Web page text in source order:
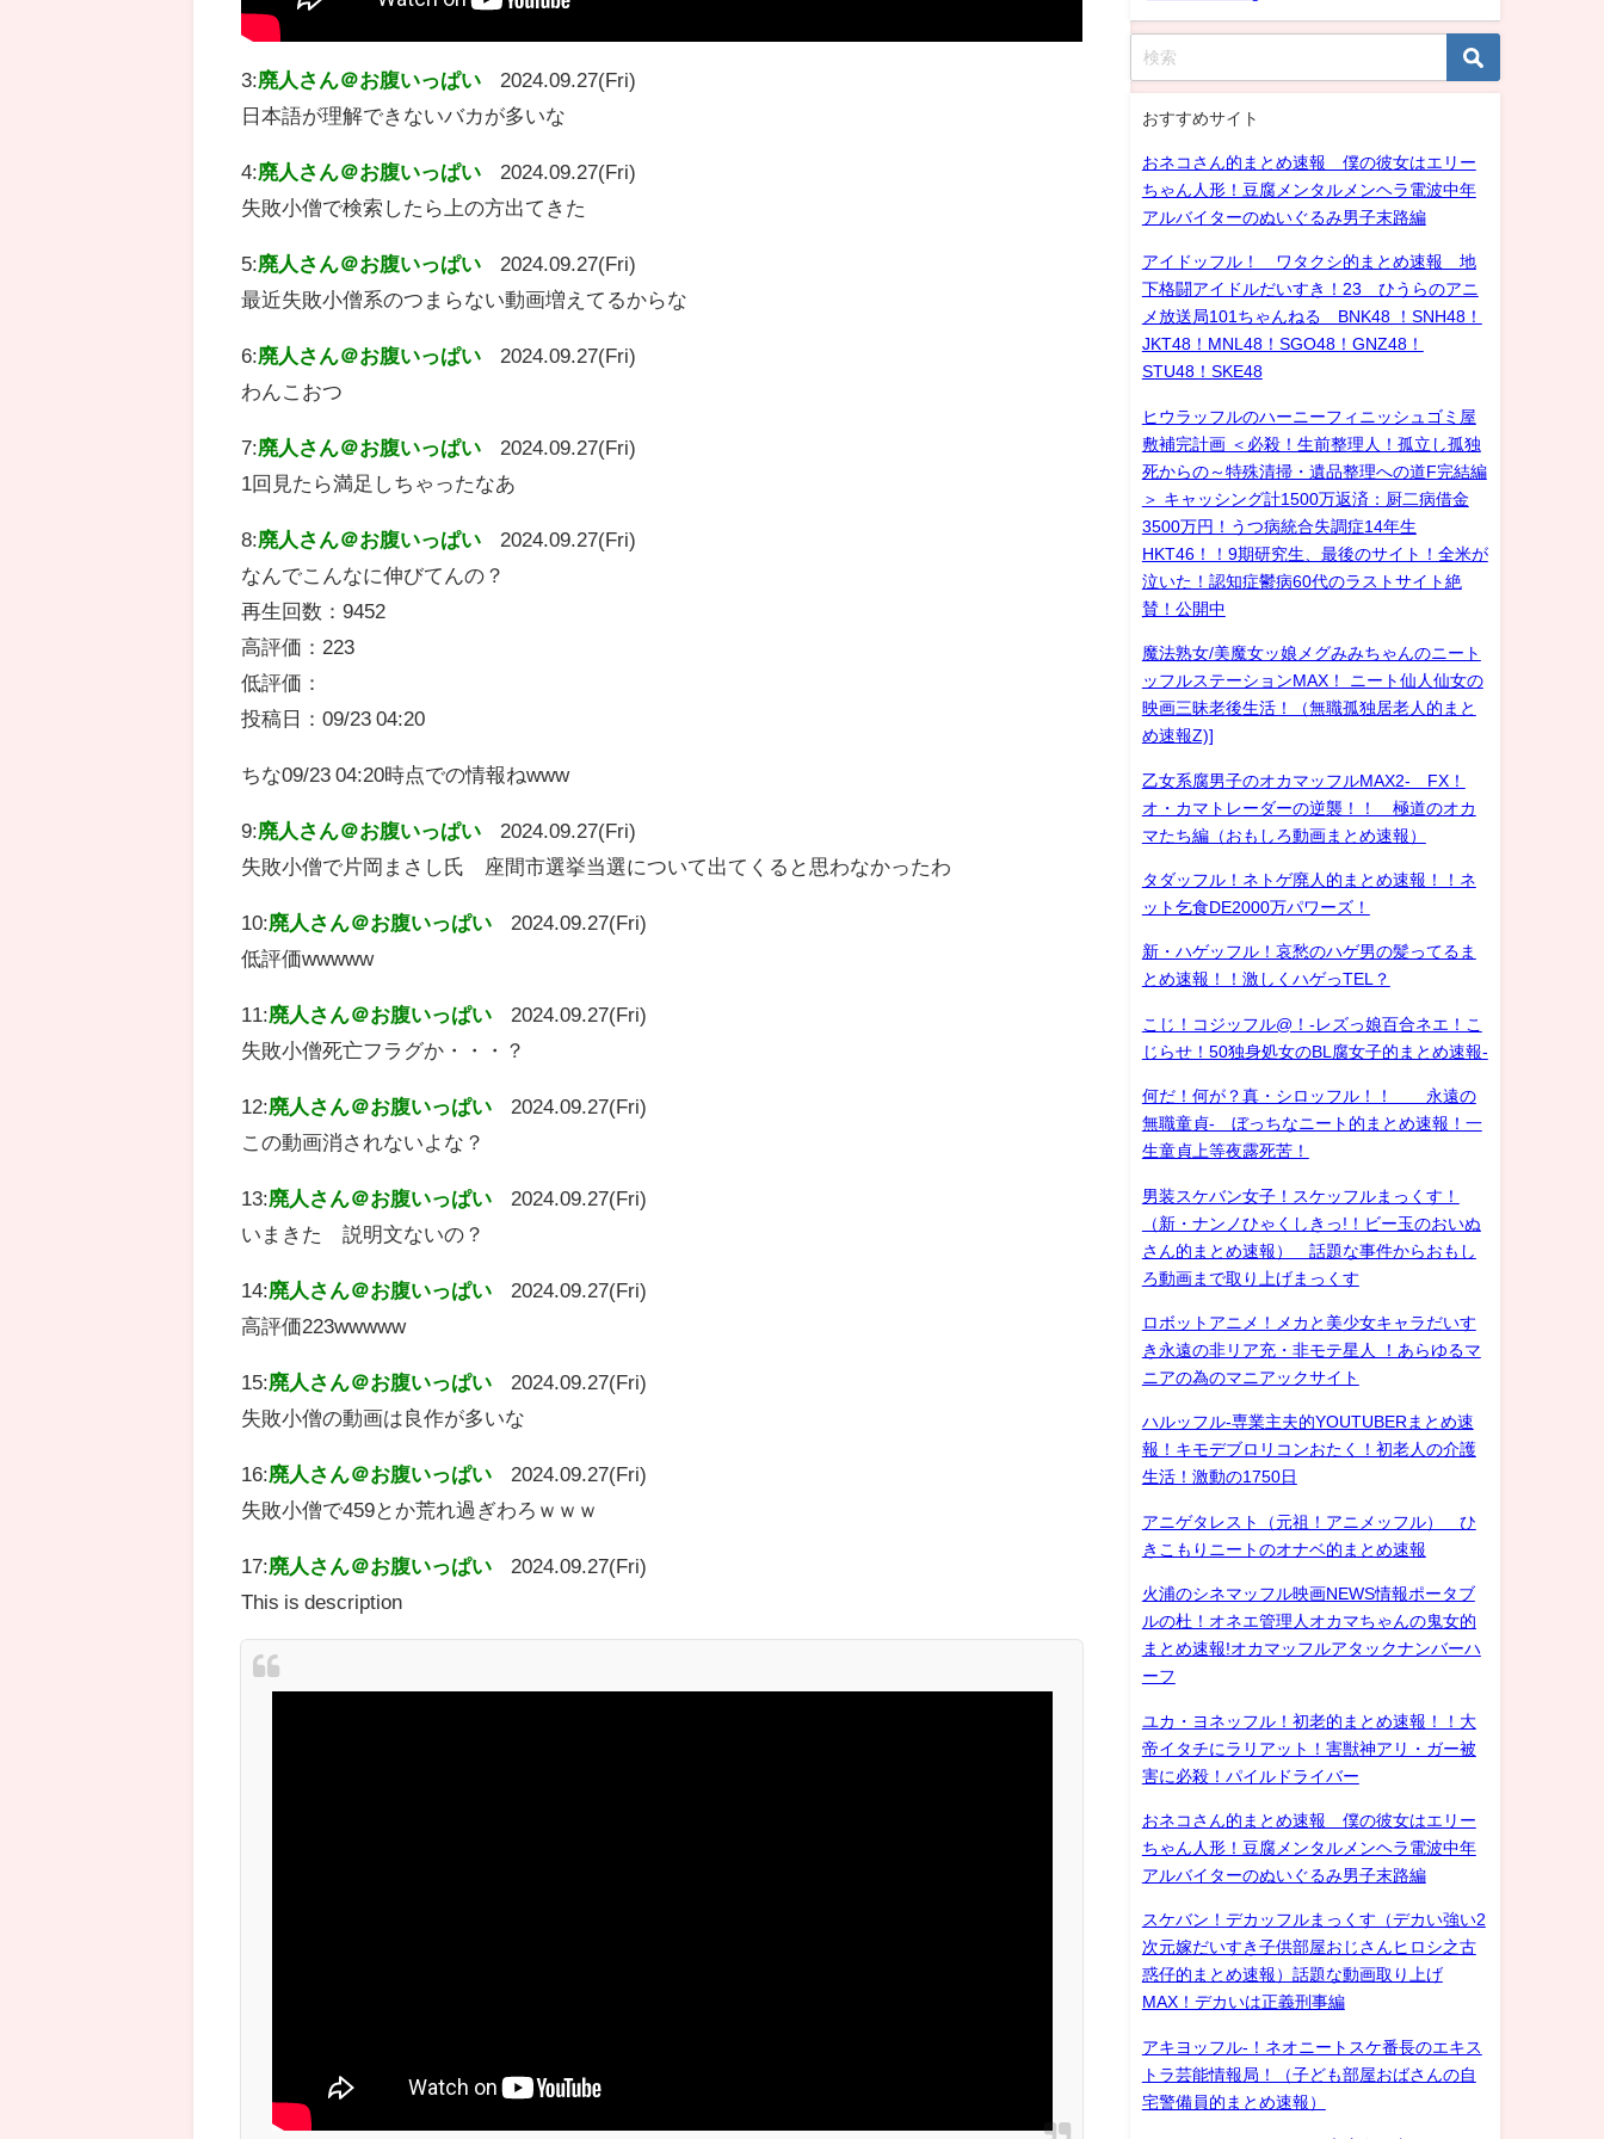
3:廃人さん＠お腹いっぱい
2024.09.27(Fri)
日本語が理解できないバカが多いな
4:廃人さん＠お腹いっぱい
2024.09.27(Fri)
失敗小僧で検索したら上の方出てきた
5:廃人さん＠お腹いっぱい
2024.09.27(Fri)
最近失敗小僧系のつまらない動画増えてるからな
6:廃人さん＠お腹いっぱい
2024.09.27(Fri)
わんこおつ
7:廃人さん＠お腹いっぱい
2024.09.27(Fri)
1回見たら満足しちゃったなあ
8:廃人さん＠お腹いっぱい
2024.09.27(Fri)
なんでこんなに伸びてんの？
再生回数：9452
高評価：223
低評価：
投稿日：09/23 04:20
ちな09/23 04:20時点での情報ねwww
9:廃人さん＠お腹いっぱい
2024.09.27(Fri)
失敗小僧で片岡まさし氏 座間市選挙当選について出てくると思わなかったわ
10:廃人さん＠お腹いっぱい
2024.09.27(Fri)
低評価wwwww
11:廃人さん＠お腹いっぱい
2024.09.27(Fri)
失敗小僧死亡フラグか・・・？
12:廃人さん＠お腹いっぱい
2024.09.27(Fri)
この動画消されないよな？
13:廃人さん＠お腹いっぱい
2024.09.27(Fri)
いまきた 説明文ないの？
14:廃人さん＠お腹いっぱい
2024.09.27(Fri)
高評価223wwwww
15:廃人さん＠お腹いっぱい
2024.09.27(Fri)
失敗小僧の動画は良作が多いな
16:廃人さん＠お腹いっぱい
2024.09.27(Fri)
失敗小僧で459とか荒れ過ぎわろｗｗｗ
17:廃人さん＠お腹いっぱい
2024.09.27(Fri)
This is description
おすすめサイト
おネコさん的まとめ速報 僕の彼女はエリー
ちゃん人形！豆腐メンタルメンヘラ電波中年
アルバイターのぬいぐるみ男子末路編
アイドッフル！ ワタクシ的まとめ速報 地
下格闘アイドルだいすき！23 ひうらのアニ
メ放送局101ちゃんねる BNK48 ！SNH48！
JKT48！MNL48！SGO48！GNZ48！
STU48！SKE48
ヒウラッフルのハーニーフィニッシュゴミ屋
敷補完計画 ＜必殺！生前整理人！孤立し孤独
死からの～特殊清掃・遺品整理への道F完結編
＞ キャッシング計1500万返済：厨二病借金
3500万円！うつ病統合失調症14年生
HKT46！！9期研究生、最後のサイト！全米が
泣いた！認知症鬱病60代のラストサイト絶
賛！公開中
魔法熟女/美魔女ッ娘メグみみちゃんのニート
ッフルステーションMAX！ ニート仙人仙女の
映画三昧老後生活！（無職孤独居老人的まと
め速報Z)]
乙女系腐男子のオカマッフルMAX2- FX！
オ・カマトレーダーの逆襲！！ 極道のオカ
マたち編（おもしろ動画まとめ速報）
タダッフル！ネトゲ廃人的まとめ速報！！ネ
ット乞食DE2000万パワーズ！
新・ハゲッフル！哀愁のハゲ男の髪ってるま
とめ速報！！激しくハゲっTEL？
こじ！コジッフル@！-レズっ娘百合ネエ！こ
じらせ！50独身処女のBL腐女子的まとめ速報-
何だ！何が？真・シロッフル！！ 永遠の
無職童貞- ぼっちなニート的まとめ速報！一
生童貞上等夜露死苦！
男装スケバン女子！スケッフルまっくす！
（新・ナンノひゃくしきっ!！ビー玉のおいぬ
さん的まとめ速報） 話題な事件からおもし
ろ動画まで取り上げまっくす
ロボットアニメ！メカと美少女キャラだいす
き永遠の非リア充・非モテ星人 ！あらゆるマ
ニアの為のマニアックサイト
ハルッフル-専業主夫的YOUTUBERまとめ速
報！キモデブロリコンおたく！初老人の介護
生活！激動の1750日
アニゲタレスト（元祖！アニメッフル） ひ
きこもりニートのオナベ的まとめ速報
火浦のシネマッフル映画NEWS情報ポータブ
ルの杜！オネエ管理人オカマちゃんの鬼女的
まとめ速報!オカマッフルアタックナンバーハ
ーフ
ユカ・ヨネッフル！初老的まとめ速報！！大
帝イタチにラリアット！害獣神アリ・ガー被
害に必殺！パイルドライバー
おネコさん的まとめ速報 僕の彼女はエリー
ちゃん人形！豆腐メンタルメンヘラ電波中年
アルバイターのぬいぐるみ男子末路編
スケバン！デカッフルまっくす（デカい強い2
次元嫁だいすき子供部屋おじさんヒロシ之古
惑仔的まとめ速報）話題な動画取り上げ
MAX！デカいは正義刑事編
アキヨッフル-！ネオニートスケ番長のエキス
トラ芸能情報局！（子ども部屋おばさんの自
宅警備員的まとめ速報）